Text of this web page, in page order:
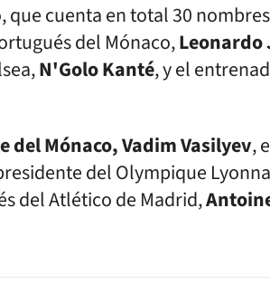
cuenta en total 30
del Mónaco,
N'Golo Kanté, y el
del Mónaco, Vadim Vasilyev,
del Olympique
del Atlético de Madrid,